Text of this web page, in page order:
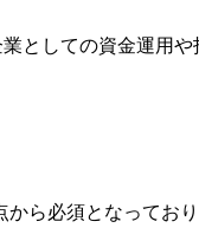
としての資金運用
ら必須となってお